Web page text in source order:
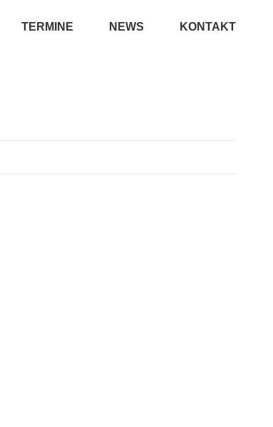
TERMINE NEWS KONTAKT